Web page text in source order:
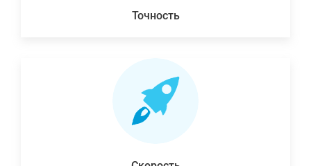
Точность